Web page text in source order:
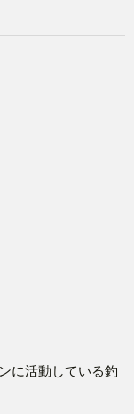
に活動している釣